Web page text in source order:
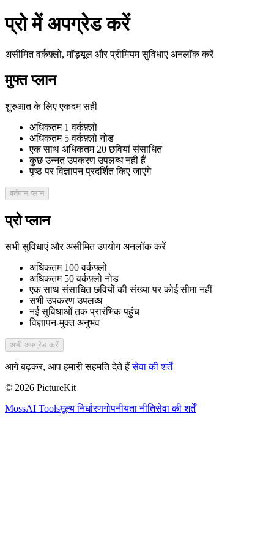
प्रो में अपग्रेड करें
असीमित वर्कफ़्लो, मॉड्यूल और प्रीमियम सुविधाएं अनलॉक करें
मुफ्त प्लान
शुरुआत के लिए एकदम सही
अधिकतम 1 वर्कफ़्लो
अधिकतम 5 वर्कफ़्लो नोड
एक साथ अधिकतम 20 छवियां संसाधित
कुछ उन्नत उपकरण उपलब्ध नहीं हैं
पृष्ठ पर विज्ञापन प्रदर्शित किए जाएंगे
वर्तमान प्लान
प्रो प्लान
सभी सुविधाएं और असीमित उपयोग अनलॉक करें
अधिकतम 100 वर्कफ़्लो
अधिकतम 50 वर्कफ़्लो नोड
एक साथ संसाधित छवियों की संख्या पर कोई सीमा नहीं
सभी उपकरण उपलब्ध
नई सुविधाओं तक प्रारंभिक पहुंच
विज्ञापन-मुक्त अनुभव
अभी अपग्रेड करें
आगे बढ़कर, आप हमारी सहमति देते हैं सेवा की शर्तें
© 2026 PictureKit
MossAI Toolsमूल्य निर्धारणगोपनीयता नीतिसेवा की शर्तें